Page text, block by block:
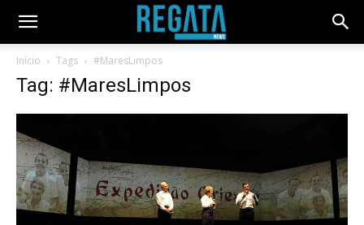
Início Tags #MaresLimpos
Tag: #MaresLimpos